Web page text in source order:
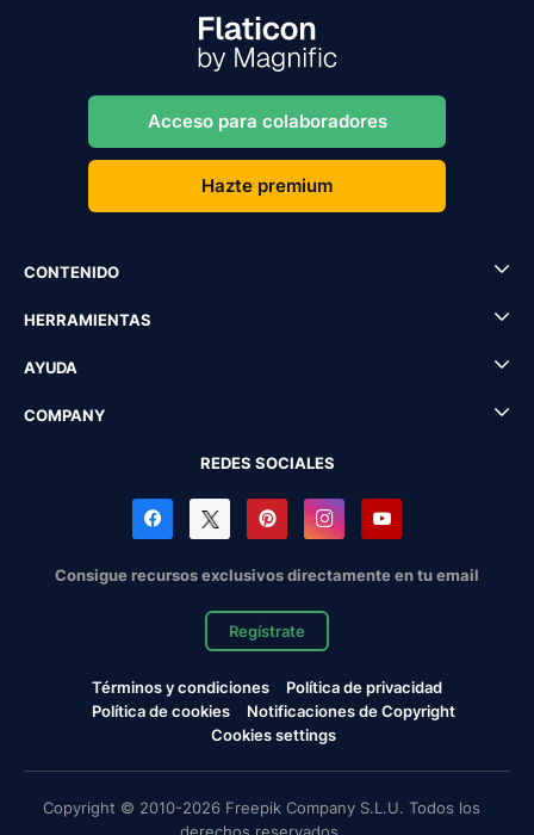
Acceso para colaboradores
Hazte premium
CONTENIDO
HERRAMIENTAS
AYUDA
COMPANY
REDES SOCIALES
Consigue recursos exclusivos directamente en tu email
Regístrate
Términos y condiciones
Política de privacidad
Política de cookies
Notificaciones de Copyright
Cookies settings
Copyright © 2010-2026 Freepik Company S.L.U. Todos los